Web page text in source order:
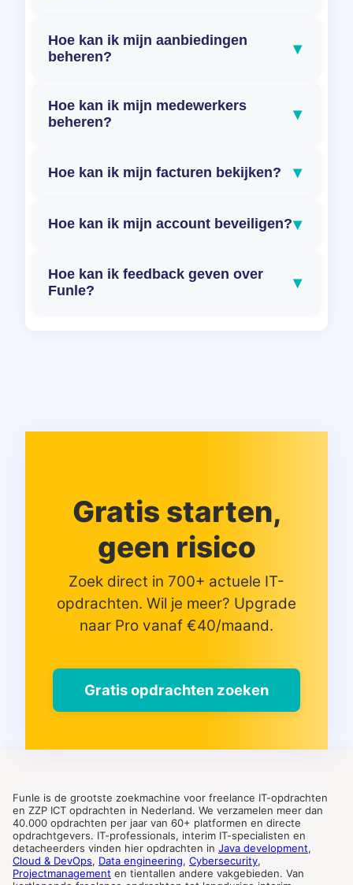
Hoe kan ik mijn aanbiedingen
beheren?
▾
Hoe kan ik mijn medewerkers
beheren?
▾
Hoe kan ik mijn facturen bekijken? ▾
Hoe kan ik mijn account beveiligen?▾
Hoe kan ik feedback geven over
Funle?
▾
Gratis starten,
geen risico
Zoek direct in 700+ actuele IT-
opdrachten. Wil je meer? Upgrade
naar Pro vanaf €40/maand.
Gratis opdrachten zoeken
Funle is de grootste zoekmachine voor freelance IT-opdrachten
en ZZP ICT opdrachten in Nederland. We verzamelen meer dan
40.000 opdrachten per jaar van 60+ platformen en directe
opdrachtgevers. IT-professionals, interim IT-specialisten en
detacheerders vinden hier opdrachten in Java development,
Cloud & DevOps, Data engineering, Cybersecurity,
Projectmanagement en tientallen andere vakgebieden. Van